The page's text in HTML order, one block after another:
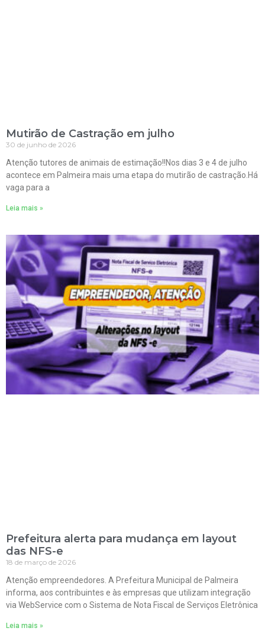
Mutirão de Castração em julho
30 de junho de 2026
Atenção tutores de animais de estimação!!Nos dias 3 e 4 de julho
acontece em Palmeira mais uma etapa do mutirão de castração.Há
vaga para a
Leia mais »
Prefeitura alerta para mudança em layout
das NFS-e
18 de março de 2026
Atenção empreendedores. A Prefeitura Municipal de Palmeira
informa, aos contribuintes e às empresas que utilizam integração
via WebService com o Sistema de Nota Fiscal de Serviços Eletrônica
Leia mais »